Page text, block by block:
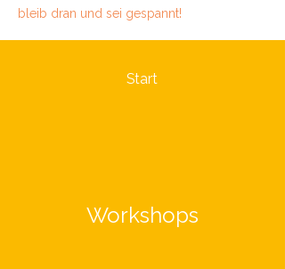
bleib dran und sei gespannt!
Start
Workshops